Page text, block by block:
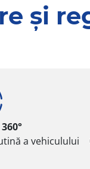
și
a vehiculului